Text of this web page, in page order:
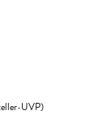
UVP)